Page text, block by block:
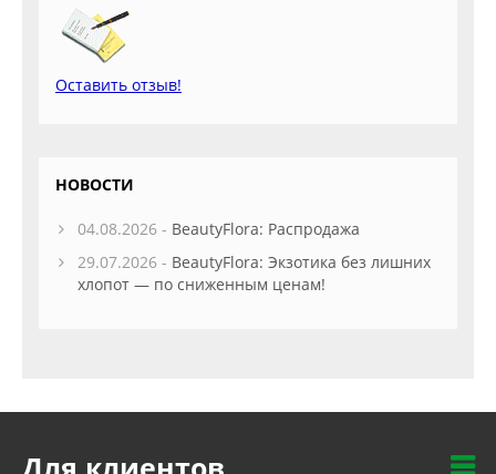
Оставить отзыв!
НОВОСТИ
04.08.2026 - BeautyFlora: Распродажа
29.07.2026 - BeautyFlora: Экзотика без лишних
хлопот — по сниженным ценам!